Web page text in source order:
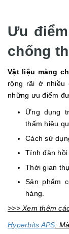
Ưu
chống
Vật liệu màng
rộng rãi ở nhiều
những ưu điểm
Ứng dụng
thấm hiệu
Cách sử
Tính đàn hồi
Thời gian
Sản phẩm
hàng.
>>> Xem thêm
Hyperbits APS: